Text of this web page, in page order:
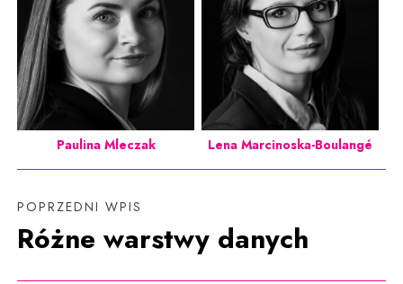
Paulina Mleczak Lena Marcinoska-Boulangé
POPRZEDNI WPIS
Różne warstwy danych